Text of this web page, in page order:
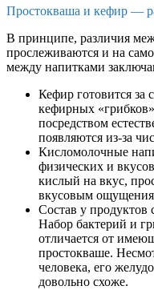
Простокваша и кефир —
В принципе, различия
прослеживаются и на
между напитками
Кефир готовится за
кефирных
посредством
появляются из-за
Кисломолочные
физических и
кислый на вкус,
вкусовым
Состав у продуктов
Набор бактерий и
отличается от
простокваше.
человека, его
довольно схоже.